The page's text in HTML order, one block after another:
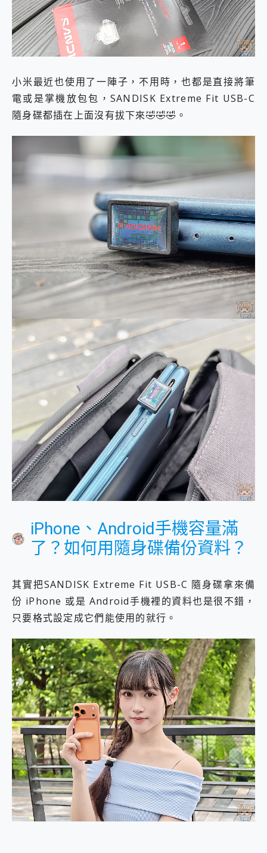
小米最近也使用了一陣子，不用時，也都是直接將筆
電或是掌機放包包，SANDISK Extreme Fit USB-C
隨身碟都插在上面沒有拔下來🤣🤣🤣。
iPhone、Android手機容量滿
了？如何用隨身碟備份資料？
其實把SANDISK Extreme Fit USB-C 隨身碟拿來備
份 iPhone 或是 Android手機裡的資料也是很不錯，
只要格式設定成它們能使用的就行。